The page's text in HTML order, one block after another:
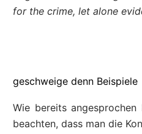
for the crime, let alone
geschweige denn Beispiele
Wie bereits
beachten, dass man die